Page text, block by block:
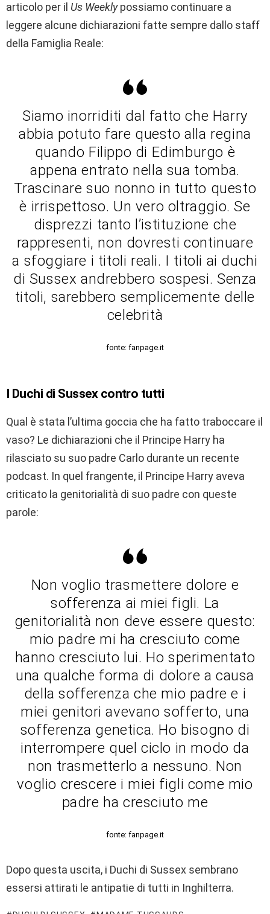
articolo per il Us Weeklypossiamo continuare a
leggere alcune dichiarazioni fatte sempre dallo staff
della Famiglia Reale:
Siamo inorriditi dal fatto che Harry
abbia potuto fare questo alla regina
quando Filippo di Edimburgo è
appena entrato nella sua tomba.
Trascinare suo nonno in tutto questo
è irrispettoso. Un vero oltraggio. Se
disprezzi tanto l’istituzione che
rappresenti, non dovresti continuare
a sfoggiare i titoli reali. I titoli ai duchi
di Sussex andrebbero sospesi. Senza
titoli, sarebbero semplicemente delle
celebrità
fonte: fanpage.it
I Duchi di Sussex contro tutti
Qual è stata l’ultima goccia che ha fatto traboccare il
vaso? Le dichiarazioni che il Principe Harry ha
rilasciato su suo padre Carlo durante un recente
podcast. In quel frangente, il Principe Harry aveva
criticato la genitorialità di suo padre con queste
parole:
Non voglio trasmettere dolore e
sofferenza ai miei figli. La
genitorialità non deve essere questo:
mio padre mi ha cresciuto come
hanno cresciuto lui. Ho sperimentato
una qualche forma di dolore a causa
della sofferenza che mio padre e i
miei genitori avevano sofferto, una
sofferenza genetica. Ho bisogno di
interrompere quel ciclo in modo da
non trasmetterlo a nessuno. Non
voglio crescere i miei figli come mio
padre ha cresciuto me
fonte: fanpage.it
Dopo questa uscita, i Duchi di Sussex sembrano
essersi attirati le antipatie di tutti in Inghilterra.